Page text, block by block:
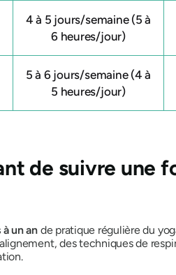
4 à 5 jours/semaine (5 à
6 heures/jour)
5 à 6 jours/semaine (4 à
5 heures/jour)
de suivre une
à un an de pratique régulière du
des techniques de